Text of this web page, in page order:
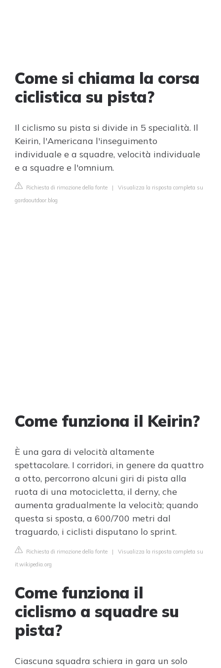
Come si chiama la corsa
ciclistica su pista?
Il ciclismo su pista si divide in 5 specialità. Il
Keirin, l'Americana l'inseguimento
individuale e a squadre, velocità individuale
e a squadre e l'omnium.
Richiesta di rimozione della fonte | Visualizza la risposta completa su
gardaoutdoor.blog
Come funziona il Keirin?
È una gara di velocità altamente
spettacolare. I corridori, in genere da quattro
a otto, percorrono alcuni giri di pista alla
ruota di una motocicletta, il derny, che
aumenta gradualmente la velocità; quando
questa si sposta, a 600/700 metri dal
traguardo, i ciclisti disputano lo sprint.
Richiesta di rimozione della fonte | Visualizza la risposta completa su
it.wikipedia.org
Come funziona il
ciclismo a squadre su
pista?
Ciascuna squadra schiera in gara un solo